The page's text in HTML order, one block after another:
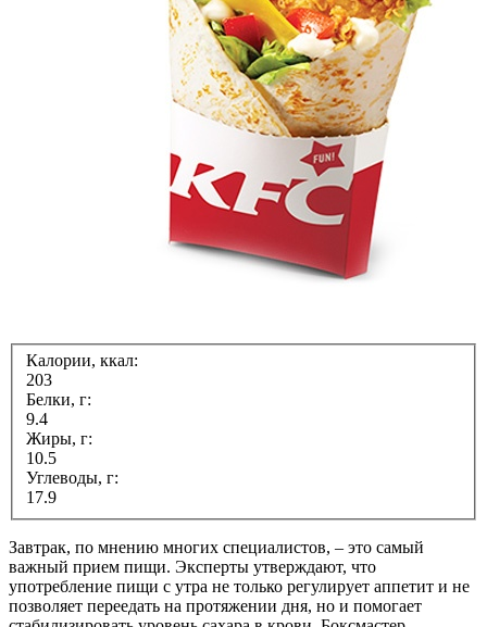
Калории, ккал:
203
Белки, г:
9.4
Жиры, г:
10.5
Углеводы, г:
17.9
Завтрак, по мнению многих специалистов, – это самый
важный прием пищи. Эксперты утверждают, что
употребление пищи с утра не только регулирует аппетит и не
позволяет переедать на протяжении дня, но и помогает